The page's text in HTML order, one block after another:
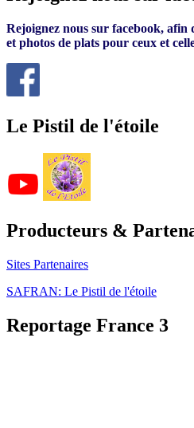
Rejoignez nous sur facebook, afin
et photos de plats pour ceux et
Le Pistil de l'étoile
Producteurs &
Sites Partenaires
SAFRAN: Le Pistil de l'étoile
Reportage France 3